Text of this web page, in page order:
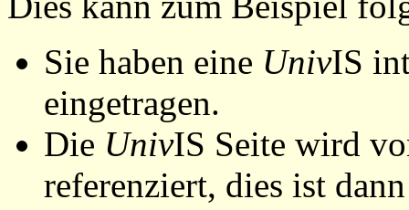
Sie haben eine UnivIS
eingetragen.
Die UnivIS Seite wird
referenziert, dies ist